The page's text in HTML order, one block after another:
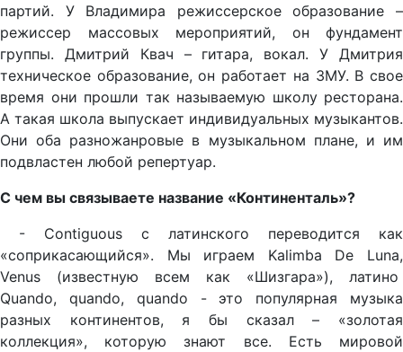
партий. У Владимира режиссерское образование –
режиссер массовых мероприятий, он фундамент
группы. Дмитрий Квач – гитара, вокал. У Дмитрия
техническое образование, он работает на ЗМУ. В свое
время они прошли так называемую школу ресторана.
А такая школа выпускает индивидуальных музыкантов.
Они оба разножанровые в музыкальном плане, и им
подвластен любой репертуар.
С чем вы связываете название «Континенталь»?
- Contiguous с латинского переводится как
«соприкасающийся». Мы играем Kalimba De Luna,
Venus (известную всем как «Шизгара»), латино
Quando, quando, quando - это популярная музыка
разных континентов, я бы сказал – «золотая
коллекция», которую знают все. Есть мировой